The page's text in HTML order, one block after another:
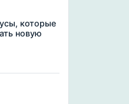
которые
новую